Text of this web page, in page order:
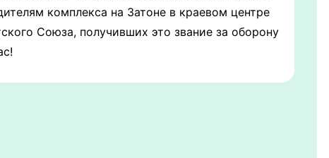
комплекса на Затоне в краевом центре
Союза, получивших это звание за оборону